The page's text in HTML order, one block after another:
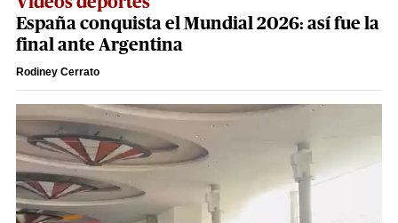
España conquista el Mundial 2026: así fue la
final ante Argentina
Rodiney Cerrato